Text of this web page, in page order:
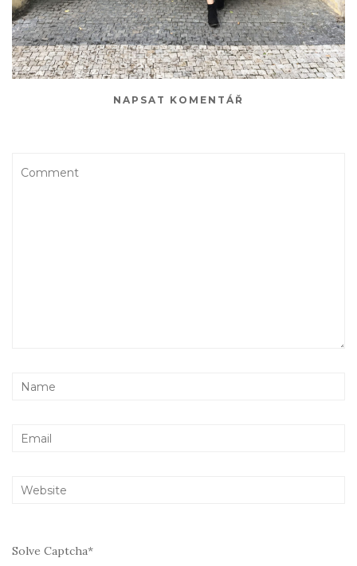
NAPSAT KOMENTÁŘ
Solve Captcha*